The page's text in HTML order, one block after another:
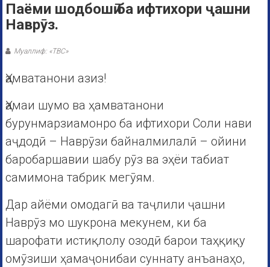
Паёми шодбошӣ ба ифтихори ҷашни
Наврӯз.
Муаллиф: «ТВС»
Ҳамватанони азиз!
Ҳамаи шумо ва ҳамватанони
бурунмарзиамонро ба ифтихори Соли нави
аҷдодӣ – Наврӯзи байналмилалӣ – ойини
баробаршавии шабу рӯз ва эҳёи табиат
самимона табрик мегӯям.
Дар айёми омодагӣ ва таҷлили ҷашни
Наврӯз мо шукрона мекунем, ки ба
шарофати истиқлолу озодӣ барои таҳқиқу
омӯзиши ҳамаҷонибаи суннату анъанаҳо,